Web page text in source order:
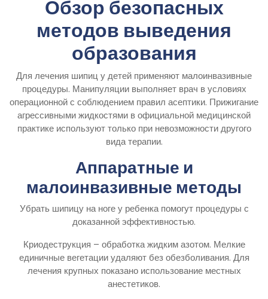
Обзор безопасных
методов выведения
образования
Для лечения шипиц у детей применяют малоинвазивные
процедуры. Манипуляции выполняет врач в условиях
операционной с соблюдением правил асептики. Прижигание
агрессивными жидкостями в официальной медицинской
практике используют только при невозможности другого
вида терапии.
Аппаратные и
малоинвазивные методы
Убрать шипицу на ноге у ребенка помогут процедуры с
доказанной эффективностью.
Криодеструкция – обработка жидким азотом. Мелкие
единичные вегетации удаляют без обезболивания. Для
лечения крупных показано использование местных
анестетиков.